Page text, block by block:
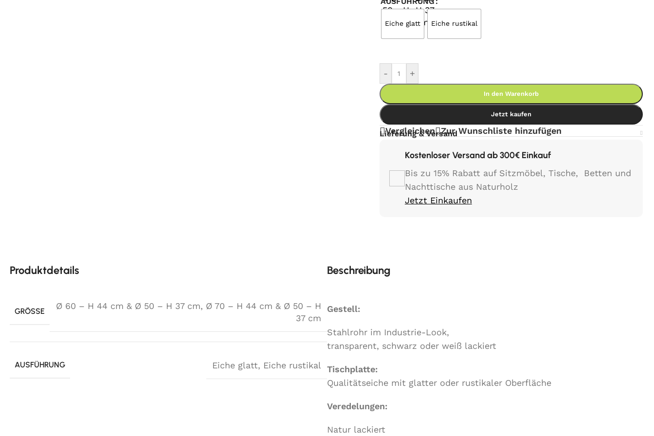
Eiche glatt Eiche rustikal
- +
In den Warenkorb
Jetzt kaufen
Vergleichen Zur Wunschliste hinzufügen
Lieferung & Versand
Kostenloser Versand ab 300€ Einkauf
Bis zu 15% Rabatt auf Sitzmöbel, Tische, Betten und
Nachttische aus Naturholz
Jetzt Einkaufen
Produktdetails
GRÖSSE
Ø 60 – H 44 cm & Ø 50 – H 37 cm, Ø 70 – H 44 cm & Ø 50 – H
37 cm
AUSFÜHRUNG Eiche glatt, Eiche rustikal
Beschreibung
Gestell:
Stahlrohr im Industrie-Look,
transparent, schwarz oder weiß lackiert
Tischplatte:
Qualitätseiche mit glatter oder rustikaler Oberfläche
Veredelungen:
Natur lackiert